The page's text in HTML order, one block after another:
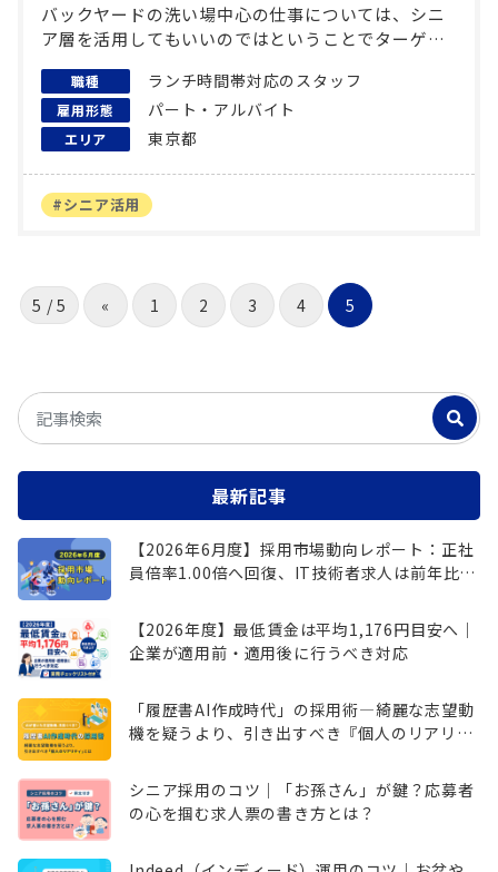
#シニア活用
バックヤードの洗い場中心の仕事については、シニ
ア層を活用してもいいのではということでターゲッ
人ナビ」を提案しました。 ホールスタッフは立ち仕
事が多くシニア層にはつらいかもしれないという点
を考慮
職種 ランチ時間帯対応のスタッフ
雇用形態 パート・アルバイト
エリア 東京都
5 / 5 « 1 2 3 4 5
最新記事
【2026年6月度】採用市場動向レポート：正社
員倍率1.00倍へ回復、IT技術者求人は前年比
【2026年度】最低賃金は平均1,176円目安へ｜
企業が適用前・適用後に行うべき対応
「履歴書AI作成時代」の採用術―綺麗な志望動
機を疑うより、引き出すべき『個人のリアリテ
シニア採用のコツ｜「お孫さん」が鍵？応募者
の心を掴む求人票の書き方とは？